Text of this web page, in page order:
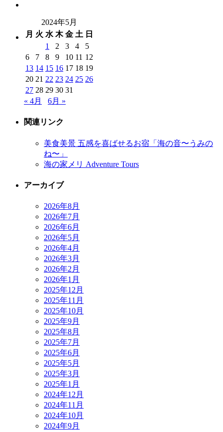
2024年5月
月 火 水 木 金 土 日
1
2 3 4
5
6
7 8 9 10 11 12
13 14 15 16 17 18 19
20 21 22 23 24 25 26
27 28 29 30 31
« 4月
6月 »
関連リンク
美食美景 五感を喜ばせるお宿「海の音〜うみの
ね〜」
海の家メリ Adventure Tours
アーカイブ
2026年8月
2026年7月
2026年6月
2026年5月
2026年4月
2026年3月
2026年2月
2026年1月
2025年12月
2025年11月
2025年10月
2025年9月
2025年8月
2025年7月
2025年6月
2025年5月
2025年3月
2025年1月
2024年12月
2024年11月
2024年10月
2024年9月